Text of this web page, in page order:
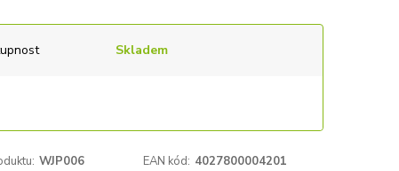
Skladem
WJP006 EAN kód: 4027800004201